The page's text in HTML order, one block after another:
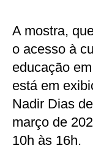
A mostra,
o acesso à
educação
está em
Nadir Dias
março de
10h às 16h.